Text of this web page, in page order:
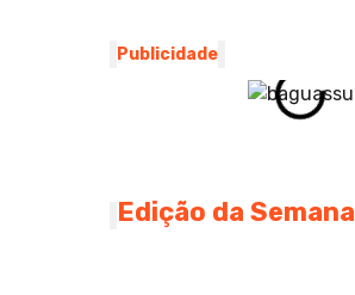
Publicidade
Edição da Semana